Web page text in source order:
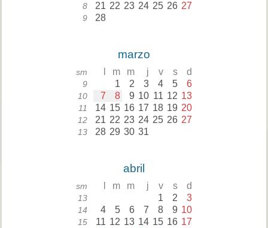
8 21 22 23 24 25 26 27
9 28
marzo
sm m m j v s d
9 1 2 3 4 5 6
10 7 8 9 10 11 12 13
11 14 15 16 17 18 19 20
12 21 22 23 24 25 26 27
13 28 29 30 31
abril
sm m m j v s d
13 1 2 3
14 4 5 6 7 8 9 10
15 11 12 13 14 15 16 17